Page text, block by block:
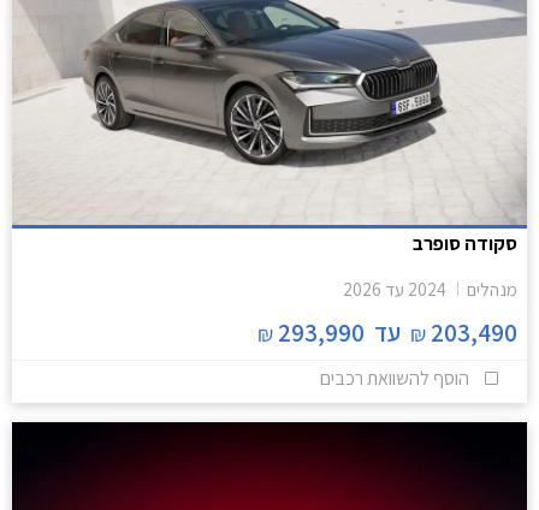
סקודה סופרב
מנהלים 2024 עד 2026
203,490
₪ עד 293,990
₪
הוסף להשוואת רכבים